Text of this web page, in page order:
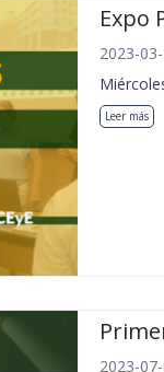
Expo
2023-
Leer más
2023-